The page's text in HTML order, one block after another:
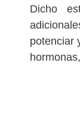
Dicho
potenciar